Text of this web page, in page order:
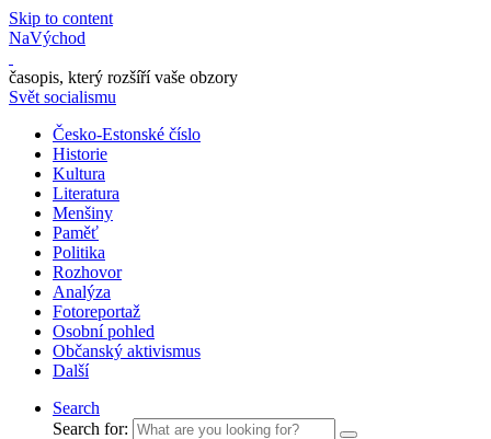
Skip to content
NaVýchod
časopis, který rozšíří vaše obzory
Svět socialismu
Česko-Estonské číslo
Historie
Kultura
Literatura
Menšiny
Paměť
Politika
Rozhovor
Analýza
Fotoreportaž
Osobní pohled
Občanský aktivismus
Další
Search
Search for: